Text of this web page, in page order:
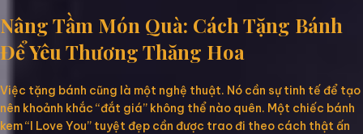
Nâng Tầm Món Quà: Cách Tặng Bánh
Để Yêu Thương Thăng Hoa
Việc tặng bánh cũng là một nghệ thuật. Nó cần sự tinh tế để tạo
nên khoảnh khắc “đắt giá” không thể nào quên. Một chiếc bánh
kem “I Love You” tuyệt đẹp cần được trao đi theo cách thật ấn